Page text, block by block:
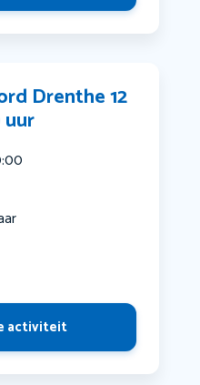
Drenthe 12
uur
activiteit